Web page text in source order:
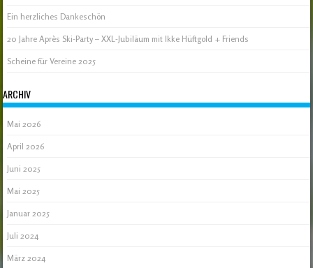
Ein herzliches Dankeschön
20 Jahre Après Ski-Party – XXL-Jubiläum mit Ikke Hüftgold + Friends
Scheine für Vereine 2025
ARCHIV
Mai 2026
April 2026
Juni 2025
Mai 2025
Januar 2025
Juli 2024
März 2024